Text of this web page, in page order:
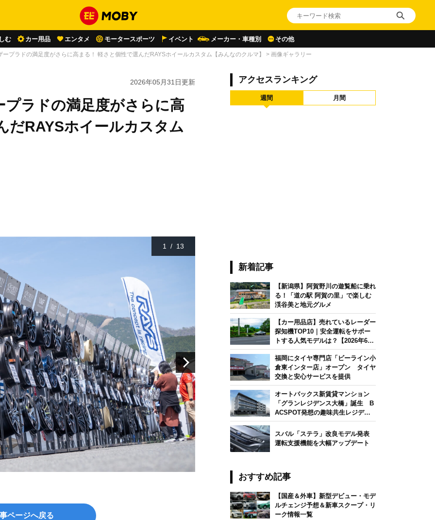
む カー用品 エンタメ モータースポーツ イベント メーカー・車種別 その他
ープラドの満足度がさらに高まる！ 軽さと個性で選んだRAYSホイールカスタム【みんなのクルマ】 > 画像ギャラリー
2026年05月31日更新
ラドの満足度がさらに高
だRAYSホイールカスタム
1 / 13
ページへ戻る
アクセスランキング
週間 月間
新着記事
【新潟県】阿賀野川の遊覧船に乗れ
る！「道の駅 阿賀の里」で楽しむ
渓谷美と地元グルメ
【カー用品店】売れているレーダー
探知機TOP10｜安全運転をサポー
トする人気モデルは？【2026年6月
版】
福岡にタイヤ専門店「ビーライン小
倉東インター店」オープン タイヤ
交換と安心サービスを提供
オートバックス新賃貸マンション
「グランレジデンス大橋」誕生 B
ACSPOT発想の趣味共生レジデン
ス
スバル「ステラ」改良モデル発表
運転支援機能を大幅アップデート
おすすめ記事
【国産＆外車】新型デビュー・モデ
ルチェンジ予想＆新車スクープ・リ
ーク情報一覧